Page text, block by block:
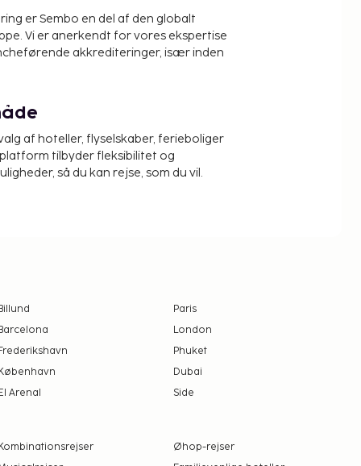
er Sembo en del af den globalt
Vi er anerkendt for vores ekspertise
akkrediteringer, især inden
af hoteller, flyselskaber, ferieboliger
tilbyder fleksibilitet og
så du kan rejse, som du vil.
Paris
London
Phuket
Dubai
Arenal Side
Øhop-rejser